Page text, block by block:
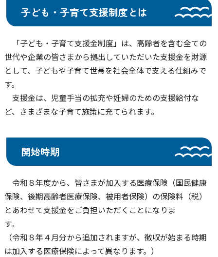
子ども・子育て支援制度とは
「子ども・子育て支援金制度」は、高齢者を含む全ての
世代や企業の皆さまから拠出していただいた支援金を財源
として、子どもや子育て世帯を社会全体で支える仕組みで
す。
支援金は、児童手当の拡充や妊婦のための支援給付な
ど、さまざまな子育て施策に充てられます。
開始時期
令和８年度から、皆さまが加入する医療保険（国民健康
保険、後期高齢者医療保険、被用者保険）の保険料（税）
とあわせて支援金をご負担いただくことになりま
（令和８年４月分から追加されますが、徴収が始まる時期
は加入する医療保険によって異なります。）